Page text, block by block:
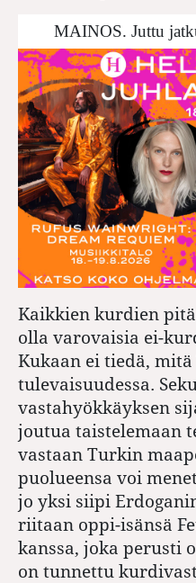
MAINOS. Juttu
Kaikkien kurdien
olla varovaisia ei-
Kukaan ei tiedä,
tulevaisuudessa.
vastahyökkäyksen
joutua taistelemaan
vastaan Turkin
puolueensa voi
jo yksi siipi
riitaan oppi-isänsä
kanssa, joka perusti
on tunnettu